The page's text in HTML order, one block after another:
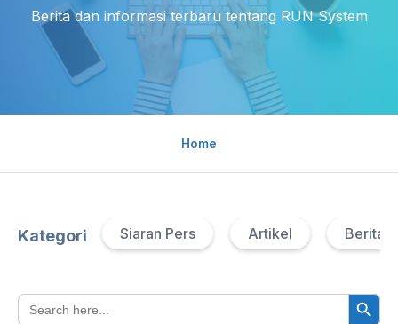
Berita dan informasi terbaru tentang RUN System
Home
Kategori Siaran Pers Artikel Berita
Search
for:
Search Button